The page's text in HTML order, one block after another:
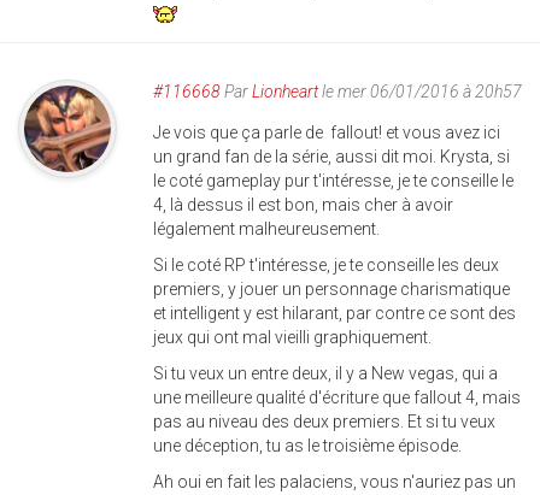
#116668ParLionheartle mer 06/01/2016 à 20h57
Je vois que ça parle de fallout! et vous avez ici
un grand fan de la série, aussi dit moi. Krysta, si
le coté gameplay pur t'intéresse, je te conseille le
4, là dessus il est bon, mais cher à avoir
légalement malheureusement.
Si le coté RP t'intéresse, je te conseille les deux
premiers, y jouer un personnage charismatique
et intelligent y est hilarant, par contre ce sont des
jeux qui ont mal vieilli graphiquement.
Si tu veux un entre deux, il y a New vegas, qui a
une meilleure qualité d'écriture que fallout 4, mais
pas au niveau des deux premiers. Et si tu veux
une déception, tu as le troisième épisode.
Ah oui en fait les palaciens, vous n'auriez pas un